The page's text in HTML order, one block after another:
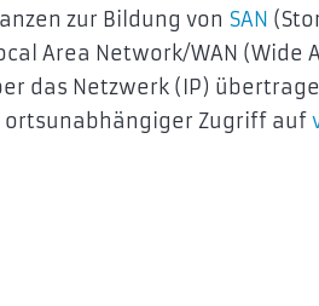
zur Bildung von SAN
Area Network/WAN
das Netzwerk (IP)
ortsunabhängiger Zugriff auf